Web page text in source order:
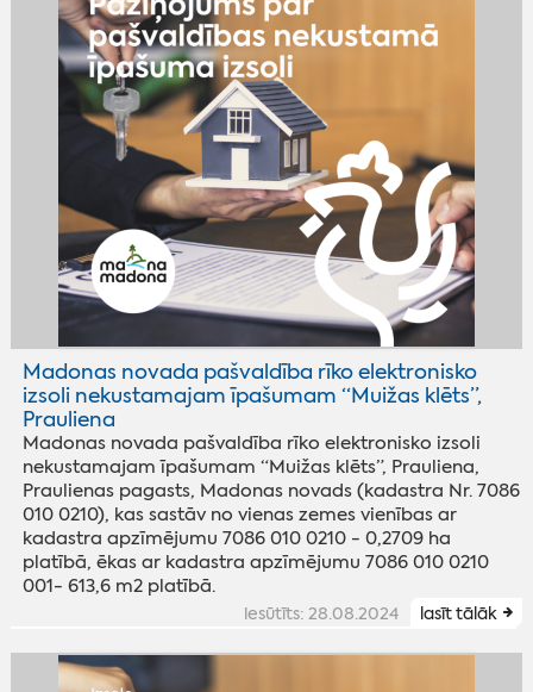
Madonas novada pašvaldība rīko elektronisko
izsoli nekustamajam īpašumam “Muižas klēts”,
Prauliena
Madonas novada pašvaldība rīko elektronisko izsoli
nekustamajam īpašumam “Muižas klēts”, Prauliena,
Praulienas pagasts, Madonas novads (kadastra Nr. 7086
010 0210), kas sastāv no vienas zemes vienības ar
kadastra apzīmējumu 7086 010 0210 - 0,2709 ha
platībā, ēkas ar kadastra apzīmējumu 7086 010 0210
001- 613,6 m2 platībā.
iesūtīts: 28.08.2024 lasīt tālāk